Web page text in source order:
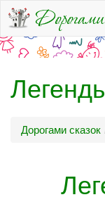
Дорогами сказок